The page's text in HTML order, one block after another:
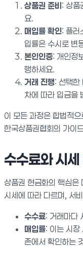
상품권 준비: 상품
요.
매입률 확인: 플러
입률은 수시로 변
본인인증: 개인정
행하세요.
거래 진행: 선택한
차에 따라 입금을
이 모든 과정은 합법적
한국상품권협회의 가이
수수료와 시
상품권 현금화의 핵심은
시세에 따라 다르며, 서
수수료: 거래마다
매입률: 이는 시장
존에서 확인하는